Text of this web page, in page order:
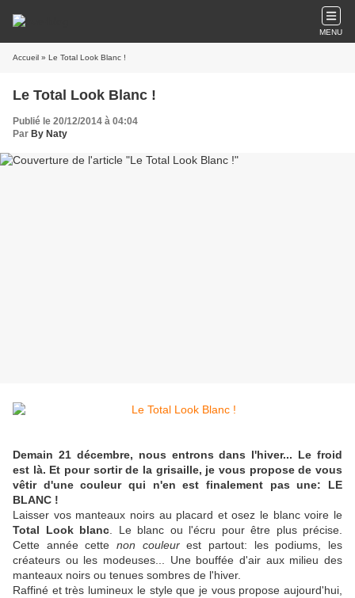
MENU
Accueil » Le Total Look Blanc !
Le Total Look Blanc !
Publié le 20/12/2014 à 04:04
Par By Naty
Demain 21 décembre, nous entrons dans l'hiver... Le froid
est là. Et pour sortir de la grisaille, je vous propose de vous
vêtir d'une couleur qui n'en est finalement pas une: LE
BLANC !
Laisser vos manteaux noirs au placard et osez le blanc voire le
Total Look blanc . Le blanc ou l'écru pour être plus précise.
Cette année cette non couleurest partout: les podiums, les
créateurs ou les modeuses... Une bouffée d'air aux milieu des
manteaux noirs ou tenues sombres de l'hiver.
Raffiné et très lumineux le style que je vous propose aujourd'hui,